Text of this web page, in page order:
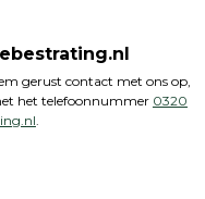
gerust contact met ons op,
het telefoonnummer 0320
.